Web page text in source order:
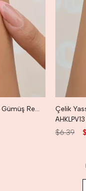
Çelik Yassı İtalyan Zincir Bileklik Gümüş Renkli Çelik
AHKLPV13
$6.39